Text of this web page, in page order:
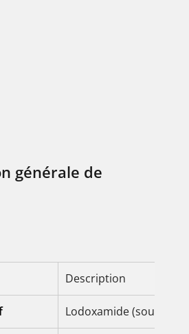
générale de
Description
Lodoxamide (sous